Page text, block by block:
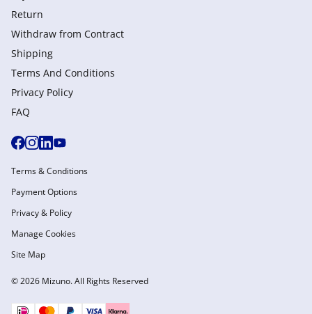
Return
Withdraw from Сontract
Shipping
Terms And Conditions
Privacy Policy
FAQ
© 2026 Mizuno. All Rights Reserved
Terms & Conditions
Payment Options
Privacy & Policy
Manage Cookies
Site Map